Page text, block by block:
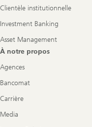
Clientèle institutionnelle
Investment Banking
Asset Management
À notre propos
Agences
Bancomat
Carrière
Media